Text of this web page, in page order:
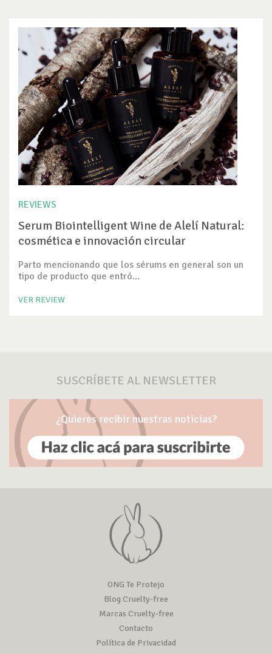
REVIEWS
Serum Biointelligent Wine de Alelí Natural:
cosmética e innovación circular
Parto mencionando que los sérums en general son un
tipo de producto que entró...
VER REVIEW
SUSCRÍBETE AL NEWSLETTER
¿Quieres recibir nuestras noticias?
ONG Te Protejo
Blog Cruelty-free
Marcas Cruelty-free
Contacto
Política de Privacidad